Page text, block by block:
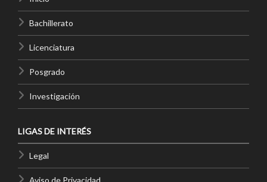
Bachillerato
Licenciatura
Posgrado
Investigación
LIGAS DE INTERÉS
Legal
Aviso de Privacidad